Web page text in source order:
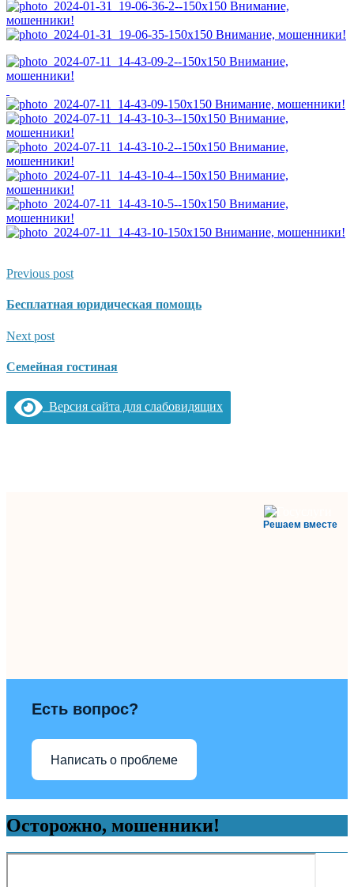
Previous post
Бесплатная юридическая помощь
Next post
Семейная гостиная
Версия сайта для слабовидящих
Решаем вместе
Есть вопрос?
Написать о проблеме
Осторожно, мошенники!